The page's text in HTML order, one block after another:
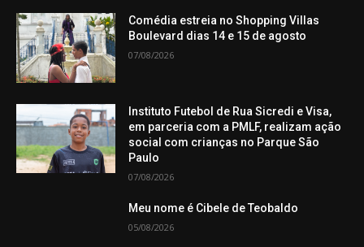
Comédia estreia no Shopping Villas
Boulevard dias 14 e 15 de agosto
07/08/2026
Instituto Futebol de Rua Sicredi e Visa,
em parceria com a PMLF, realizam ação
social com crianças no Parque São
Paulo
07/08/2026
Meu nome é Cibele de Teobaldo
05/08/2026